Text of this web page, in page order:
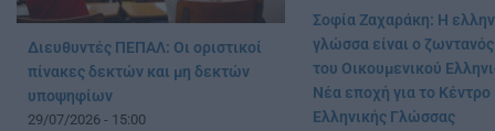
Διευθυντές ΠΕΠΑΛ: Οι οριστικοί
πίνακες δεκτών και μη δεκτών
υποψηφίων
29/07/2026 - 15:00
Σοφία Ζαχαράκη: Η
γλώσσα είναι ο
του Οικουμενικού
Νέα εποχή για το Κέντρο
Ελληνικής Γλώσσας